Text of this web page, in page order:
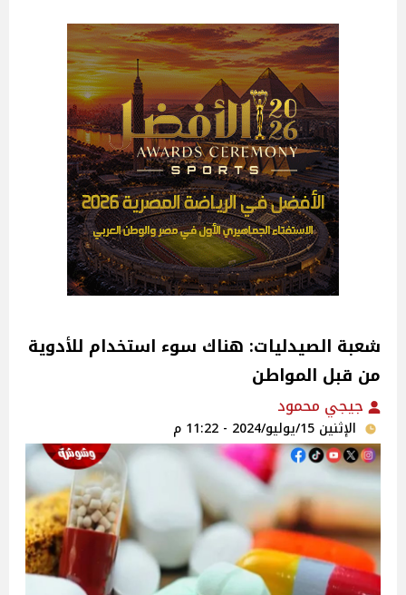
شعبة الصيدليات: هناك سوء استخدام للأدوية
من قبل المواطن‎
جيجي محمود
الإثنين 15/يوليو/2024 - 11:22 م